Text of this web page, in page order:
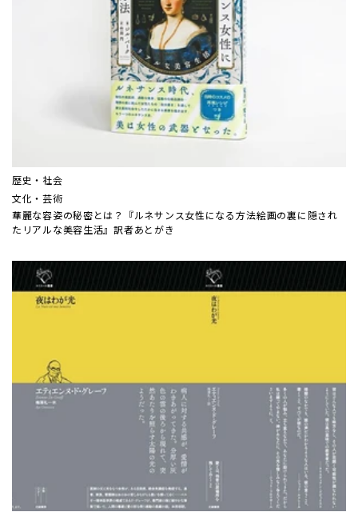
歴史・社会
文化・芸術
華麗な容姿の秘密とは？『ルネサンス女性になる方法――絵画の裏に隠され
たリアルな美容生活』訳者あとがき